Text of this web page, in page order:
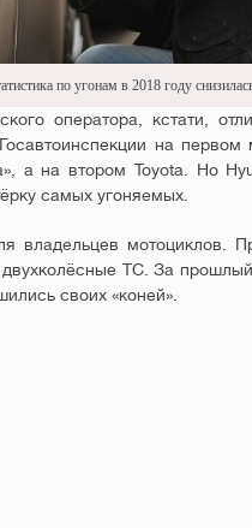
по угонам в 2018 году
оператора, кстати,
на первом
а на втором Toyota. Но
самых угоняемых.
владельцев мотоциклов.
ТС. За
своих «коней».